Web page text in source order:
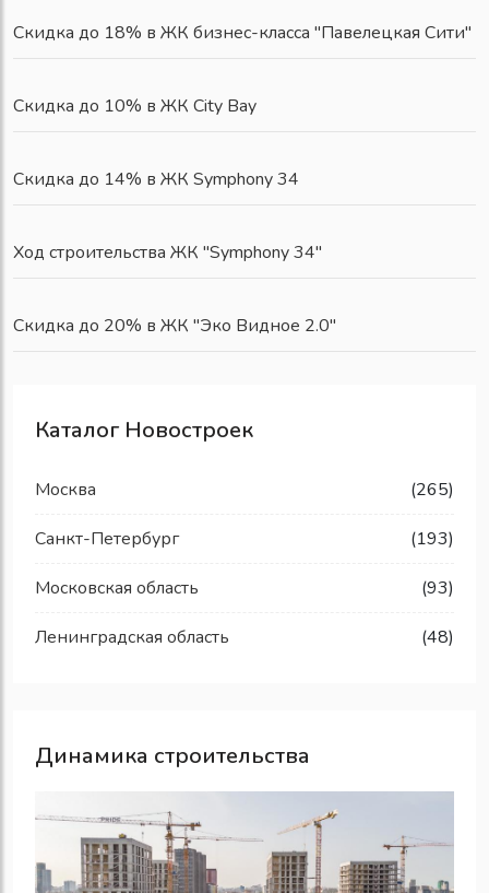
Скидка до 18% в ЖК бизнес-класса "Павелецкая Сити"
Скидка до 10% в ЖК City Bay
Скидка до 14% в ЖК Symphony 34
Ход строительства ЖК "Symphony 34"
Скидка до 20% в ЖК "Эко Видное 2.0"
Каталог Новостроек
Москва (265)
Санкт-Петербург (193)
Московская область (93)
Ленинградская область (48)
Динамика строительства